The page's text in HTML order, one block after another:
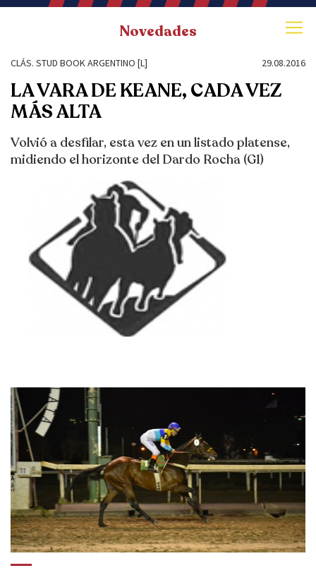
Novedades
CLÁS. STUD BOOK ARGENTINO [L] 29.08.2016
LA VARA DE KEANE, CADA VEZ
MÁS ALTA
Volvió a desfilar, esta vez en un listado platense,
midiendo el horizonte del Dardo Rocha (G1)